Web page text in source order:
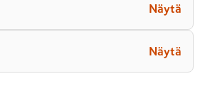
Näytä
Näytä